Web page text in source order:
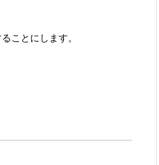
ことにします。